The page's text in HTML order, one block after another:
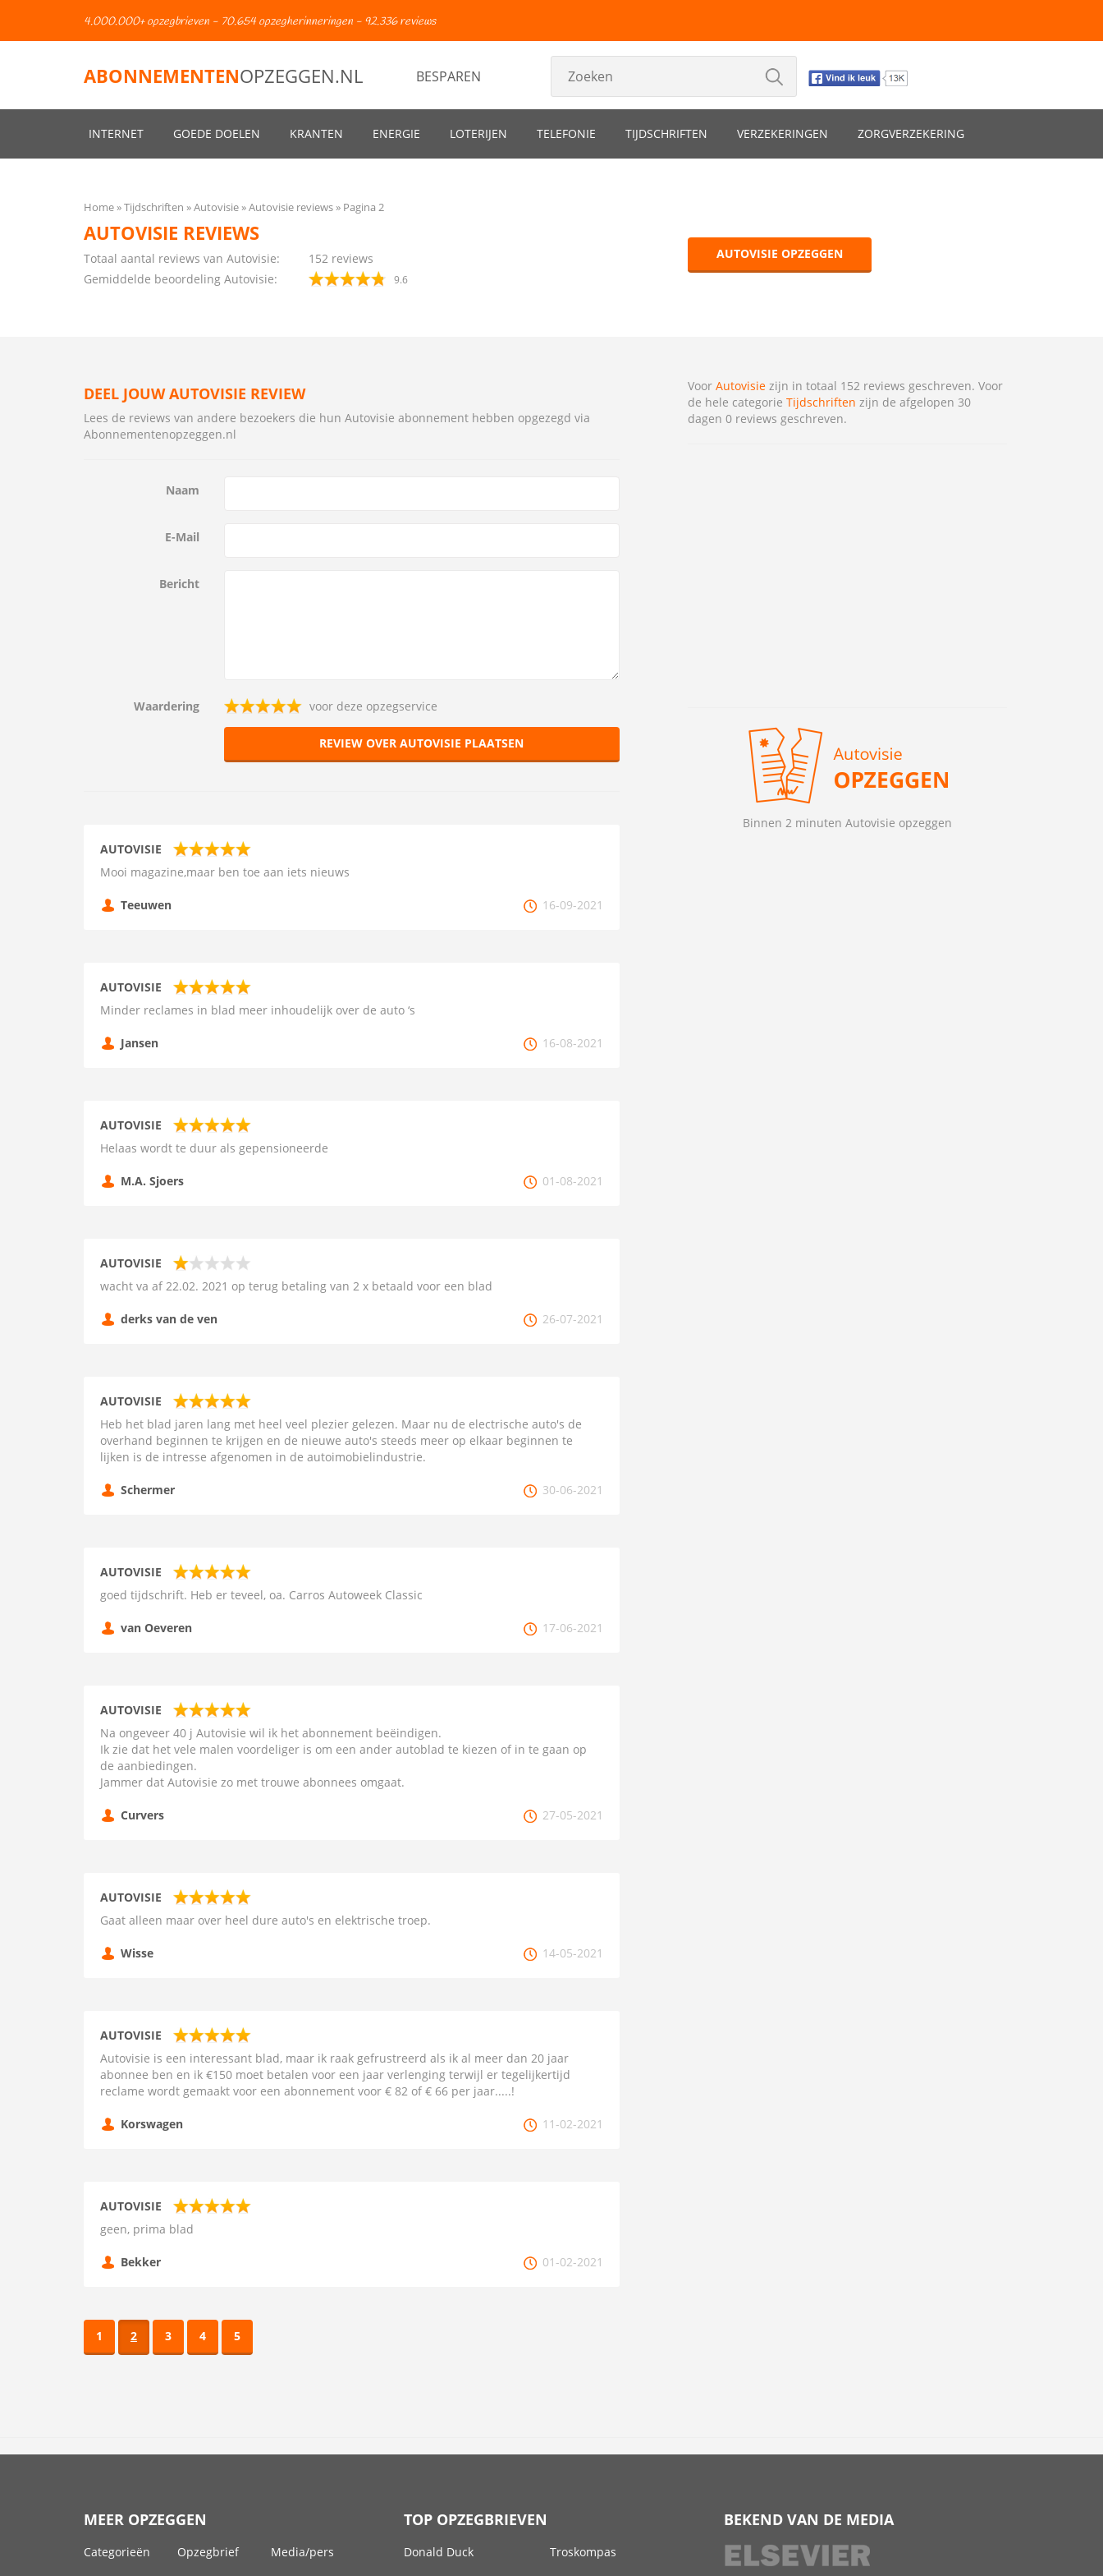
4.000.000+ opzegbrieven - 70.654 opzegherinneringen - 92.336 reviews
ABONNEMENTENOPZEGGEN.NL BESPAREN
INTERNET GOEDE DOELEN KRANTEN ENERGIE LOTERIJEN TELEFONIE TIJDSCHRIFTEN VERZEKERINGEN ZORGVERZEKERING
Home Tijdschriften Autovisie Autovisie reviews Pagina 2
AUTOVISIE REVIEWS
Totaal aantal reviews van Autovisie: 152 reviews
Gemiddelde beoordeling Autovisie:
9.6
AUTOVISIE OPZEGGEN
DEEL JOUW AUTOVISIE REVIEW
Lees de reviews van andere bezoekers die hun Autovisie abonnement hebben opgezegd via
Abonnementenopzeggen.nl
Naam
E-Mail
Bericht
Waardering voor deze opzegservice
REVIEW OVER AUTOVISIE PLAATSEN
AUTOVISIE
Mooi magazine,maar ben toe aan iets nieuws
Teeuwen 16-09-2021
AUTOVISIE
Minder reclames in blad meer inhoudelijk over de auto ‘s
Jansen 16-08-2021
AUTOVISIE
Helaas wordt te duur als gepensioneerde
M.A. Sjoers 01-08-2021
AUTOVISIE
wacht va af 22.02. 2021 op terug betaling van 2 x betaald voor een blad
derks van de ven 26-07-2021
AUTOVISIE
Heb het blad jaren lang met heel veel plezier gelezen. Maar nu de electrische auto's de
overhand beginnen te krijgen en de nieuwe auto's steeds meer op elkaar beginnen te
lijken is de intresse afgenomen in de autoimobielindustrie.
Schermer 30-06-2021
AUTOVISIE
goed tijdschrift. Heb er teveel, oa. Carros Autoweek Classic
van Oeveren 17-06-2021
AUTOVISIE
Na ongeveer 40 j Autovisie wil ik het abonnement beëindigen.
Ik zie dat het vele malen voordeliger is om een ander autoblad te kiezen of in te gaan op
de aanbiedingen.
Jammer dat Autovisie zo met trouwe abonnees omgaat.
Curvers 27-05-2021
AUTOVISIE
Gaat alleen maar over heel dure auto's en elektrische troep.
Wisse 14-05-2021
AUTOVISIE
Autovisie is een interessant blad, maar ik raak gefrustreerd als ik al meer dan 20 jaar
abonnee ben en ik €150 moet betalen voor een jaar verlenging terwijl er tegelijkertijd
reclame wordt gemaakt voor een abonnement voor € 82 of € 66 per jaar.....!
Korswagen 11-02-2021
AUTOVISIE
geen, prima blad
Bekker 01-02-2021
1 2 3 4 5
Voor Autovisiezijn in totaal 152 reviews geschreven. Voor
de hele categorie Tijdschriften zijn de afgelopen 30
dagen 0 reviews geschreven.
Binnen 2 minuten Autovisie opzeggen
MEER OPZEGGEN
Categorieën Opzegbrief Media/pers
TOP OPZEGBRIEVEN
Donald Duck Troskompas
BEKEND VAN DE MEDIA